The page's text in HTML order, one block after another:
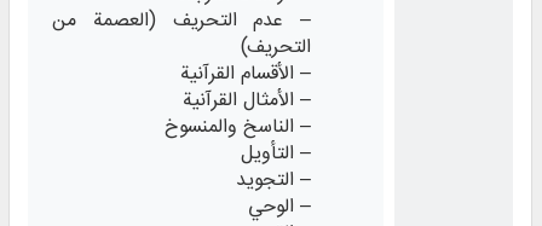
– عدم التحريف (العصمة من
التحريف)
– الأقسام القرآنية
– الأمثال القرآنية
– الناسخ والمنسوخ
– التأويل
– التجويد
– الوحي